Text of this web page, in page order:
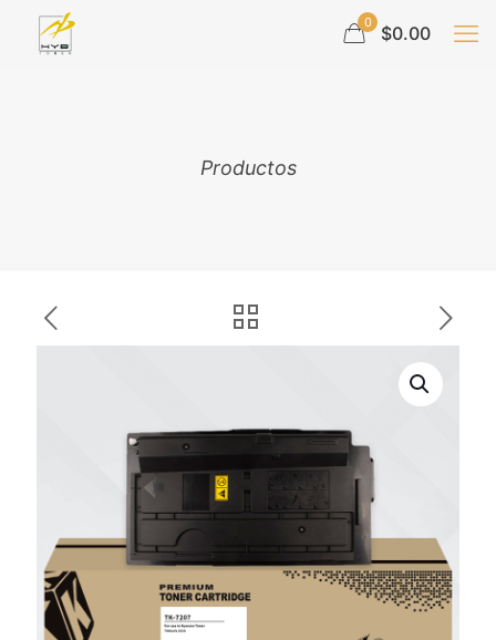
0 $0.00
Productos